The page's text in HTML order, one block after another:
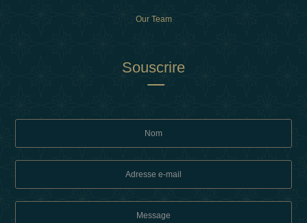
Our Team
Souscrire